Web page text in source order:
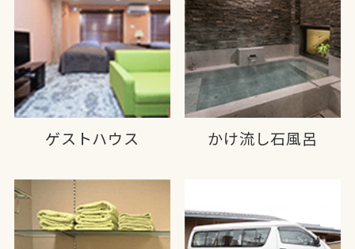
ゲストハウス かけ流し石風呂